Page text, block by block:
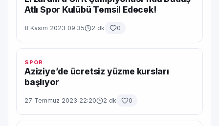
Atlı Spor Kulübü Temsil Edecek!
8 Kasım 2023 09:35 2 dk 0
SPOR
Aziziye’de ücretsiz yüzme kursları
başlıyor
27 Temmuz 2023 22:20 2 dk 0